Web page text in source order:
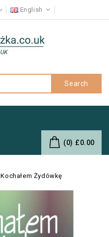
English
Search
(0) £0.00
Kochałem Żydówkę